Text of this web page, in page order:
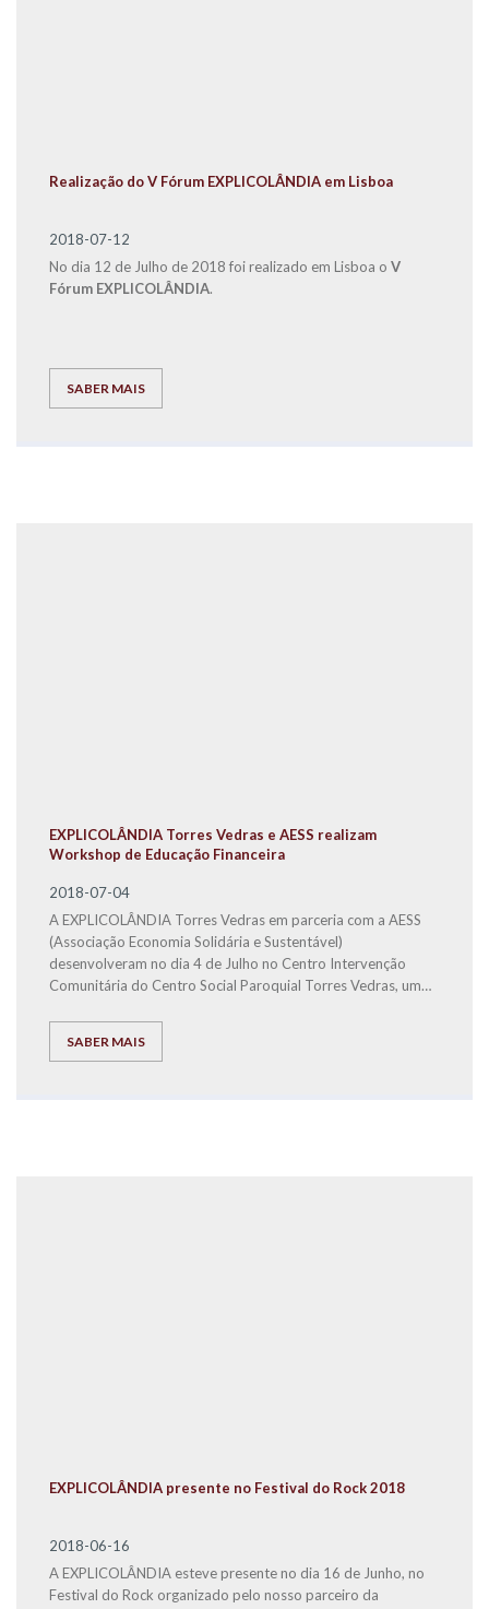
Realização do V Fórum EXPLICOLÂNDIA em Lisboa
2018-07-12
No dia 12 de Julho de 2018 foi realizado em Lisboa o V
Fórum EXPLICOLÂNDIA.
SABER MAIS
EXPLICOLÂNDIA Torres Vedras e AESS realizam
Workshop de Educação Financeira
2018-07-04
A EXPLICOLÂNDIA Torres Vedras em parceria com a AESS
(Associação Economia Solidária e Sustentável)
desenvolveram no dia 4 de Julho no Centro Intervenção
Comunitária do Centro Social Paroquial Torres Vedras, um
SABER MAIS
EXPLICOLÂNDIA presente no Festival do Rock 2018
2018-06-16
A EXPLICOLÂNDIA esteve presente no dia 16 de Junho, no
Festival do Rock organizado pelo nosso parceiro da